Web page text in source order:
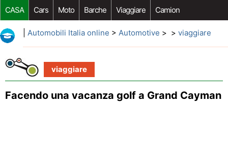
CASA Cars Moto Barche Viaggiare Camion
Riparazione Auto Acquisto Auto Car Opzioni Aftermarket
Automobili Italia online > Automotive > > viaggiare
viaggiare
Facendo una vacanza golf a Grand Cayman